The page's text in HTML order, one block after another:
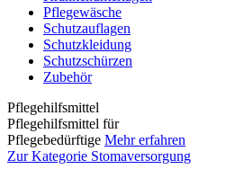
Pflegewäsche
Schutzauflagen
Schutzkleidung
Schutzschürzen
Zubehör
Pflegehilfsmittel
Pflegehilfsmittel für
Pflegebedürftige Mehr erfahren
Zur Kategorie Stomaversorgung